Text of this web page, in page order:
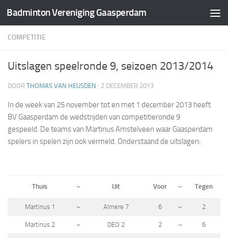
Doorgaan naar inhoud
Badminton Vereniging Gaasperdam
COMPETITIE
Uitslagen speelronde 9, seizoen 2013/2014
DOOR THOMAS VAN HEUSDEN · 2 DECEMBER 2013
In de week van 25 november tot en met 1 december 2013 heeft
BV Gaasperdam de wedstrijden van competitieronde 9
gespeeld. De teams van Martinus Amstelveen waar Gaasperdam
spelers in spelen zijn ook vermeld. Onderstaand de uitslagen:
Thuis – Uit Voor – Tegen
Martinus 1 – Almere 7 6 – 2
Martinus 2 – DEO 2 2 – 6